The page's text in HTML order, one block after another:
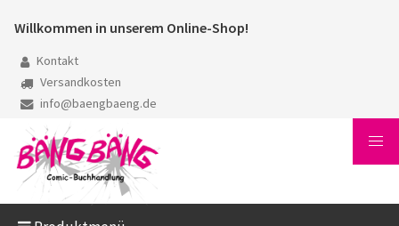
Willkommen in unserem Online-Shop!
Kontakt
Versandkosten
info@baengbaeng.de